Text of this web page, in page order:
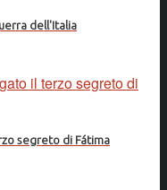
dell'Italia
segreto di Fátima